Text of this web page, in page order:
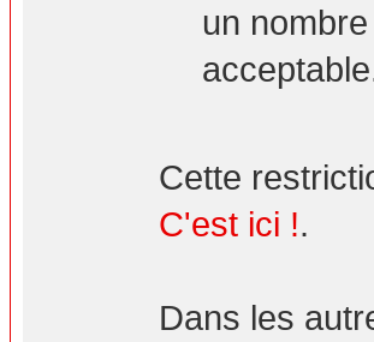
un
Cette
C'est ici !.
Dans les